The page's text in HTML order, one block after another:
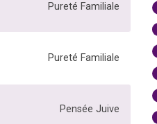
Pureté Familiale
Pureté Familiale
Pensée Juive